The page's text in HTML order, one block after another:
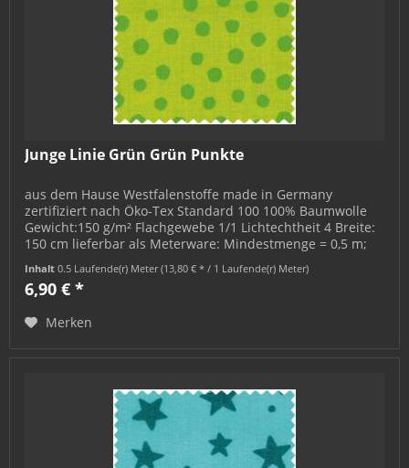
Junge Linie Grün Grün Punkte
aus dem Hause Westfalenstoffe made in Germany
zertifiziert nach Öko-Tex Standard 100 100% Baumwolle
Gewicht:150 g/m² Flachgewebe 1/1 Lichtechtheit 4 Breite:
150 cm lieferbar als Meterware: Mindestmenge = 0,5 m;
Inhalt0.5 Laufende(r) Meter(13,80 € * / 1 Laufende(r) Meter)
6,90 € *
Merken